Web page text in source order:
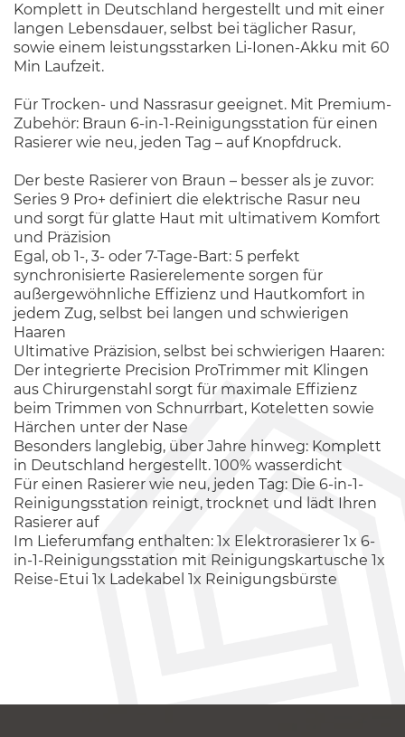
Komplett in Deutschland hergestellt und mit einer
langen Lebensdauer, selbst bei täglicher Rasur,
sowie einem leistungsstarken Li-Ionen-Akku mit 60
Min Laufzeit.
Für Trocken- und Nassrasur geeignet. Mit Premium-
Zubehör: Braun 6-in-1-Reinigungsstation für einen
Rasierer wie neu, jeden Tag – auf Knopfdruck.
Der beste Rasierer von Braun – besser als je zuvor:
Series 9 Pro+ definiert die elektrische Rasur neu
und sorgt für glatte Haut mit ultimativem Komfort
und Präzision
Egal, ob 1-, 3- oder 7-Tage-Bart: 5 perfekt
synchronisierte Rasierelemente sorgen für
außergewöhnliche Effizienz und Hautkomfort in
jedem Zug, selbst bei langen und schwierigen
Haaren
Ultimative Präzision, selbst bei schwierigen Haaren:
Der integrierte Precision ProTrimmer mit Klingen
aus Chirurgenstahl sorgt für maximale Effizienz
beim Trimmen von Schnurrbart, Koteletten sowie
Härchen unter der Nase
Besonders langlebig, über Jahre hinweg: Komplett
in Deutschland hergestellt. 100% wasserdicht
Für einen Rasierer wie neu, jeden Tag: Die 6-in-1-
Reinigungsstation reinigt, trocknet und lädt Ihren
Rasierer auf
Im Lieferumfang enthalten: 1x Elektrorasierer 1x 6-
in-1-Reinigungsstation mit Reinigungskartusche 1x
Reise-Etui 1x Ladekabel 1x Reinigungsbürste